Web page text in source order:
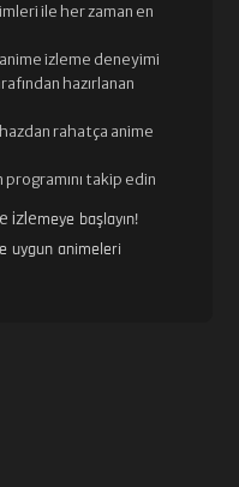
ile her zaman en
anime izleme deneyimi
hazırlanan
rahatça anime
programını takip edin
izlemeye başlayın!
uygun animeleri